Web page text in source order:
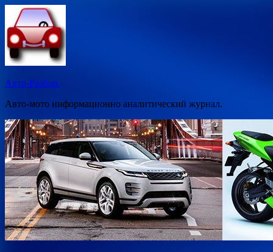
Перейти
содержимому
Авто-Разбор.
Авто-мото информационно аналитический журнал.